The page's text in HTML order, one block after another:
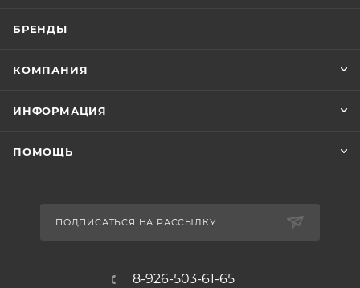
БРЕНДЫ
КОМПАНИЯ
ИНФОРМАЦИЯ
ПОМОЩЬ
ПОДПИСАТЬСЯ НА РАССЫЛКУ
8-926-503-61-65